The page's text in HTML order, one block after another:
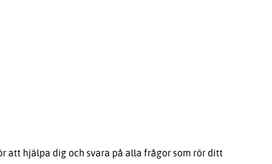
att hjälpa dig och svara på alla frågor som rör ditt